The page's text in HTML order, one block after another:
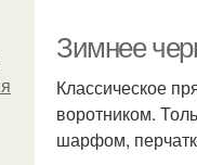
Зимнее
Классическое
воротником.
шарфом,